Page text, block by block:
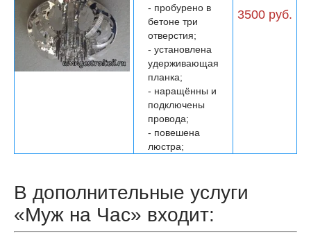
- пробурено в
бетоне три
отверстия;
- установлена
удерживающая
планка;
- наращённы и
подключены
провода;
- повешена
люстра;
3500 руб.
В дополнительные услуги
«Муж на Час» входит: